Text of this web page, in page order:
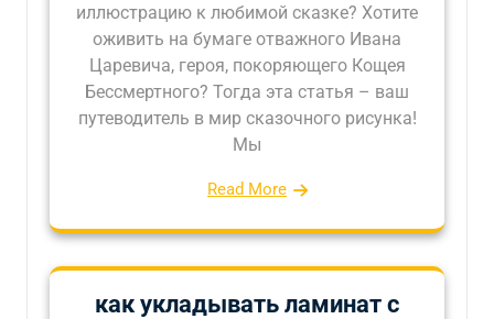
иллюстрацию к любимой сказке? Хотите
оживить на бумаге отважного Ивана
Царевича, героя, покоряющего Кощея
Бессмертного? Тогда эта статья – ваш
путеводитель в мир сказочного рисунка!
Мы
Read More
как укладывать ламинат с